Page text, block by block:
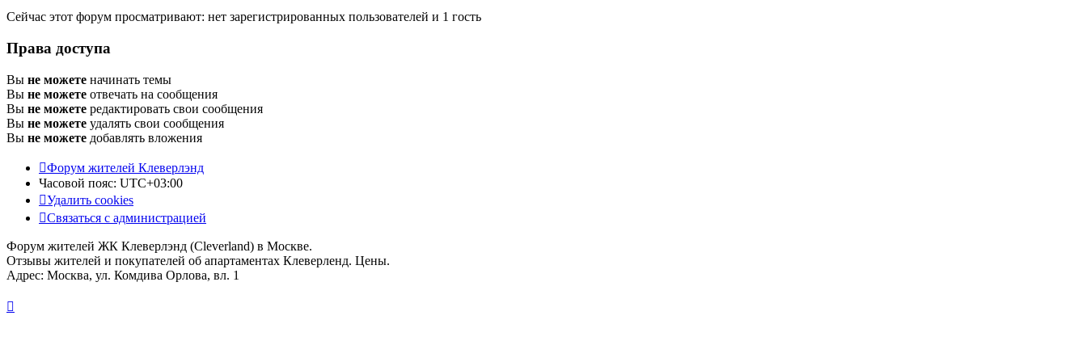
Сейчас этот форум просматривают: нет зарегистрированных пользователей и 1 гость
Права доступа
Вы не можете начинать темы
Вы не можете отвечать на сообщения
Вы не можете редактировать свои сообщения
Вы не можете удалять свои сообщения
Вы не можете добавлять вложения
Форум жителей Клеверлэнд
Часовой пояс: UTC+03:00
Удалить cookies
Связаться с администрацией
Форум жителей ЖК Клеверлэнд (Cleverland) в Москве.
Отзывы жителей и покупателей об апартаментах Клеверленд. Цены.
Адрес: Москва, ул. Комдива Орлова, вл. 1